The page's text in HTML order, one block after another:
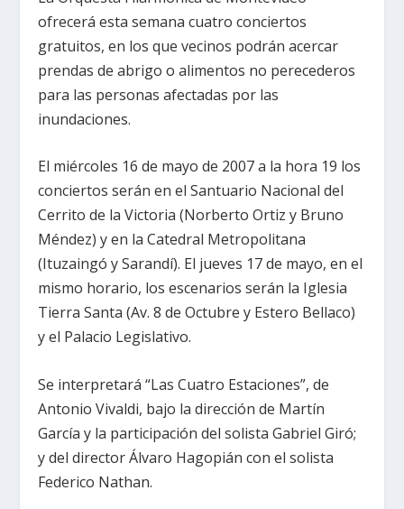
ofrecerá esta semana cuatro conciertos
gratuitos, en los que vecinos podrán acercar
prendas de abrigo o alimentos no perecederos
para las personas afectadas por las
inundaciones.
El miércoles 16 de mayo de 2007 a la hora 19 los
conciertos serán en el Santuario Nacional del
Cerrito de la Victoria (Norberto Ortiz y Bruno
Méndez) y en la Catedral Metropolitana
(Ituzaingó y Sarandí). El jueves 17 de mayo, en el
mismo horario, los escenarios serán la Iglesia
Tierra Santa (Av. 8 de Octubre y Estero Bellaco)
y el Palacio Legislativo.
Se interpretará “Las Cuatro Estaciones”, de
Antonio Vivaldi, bajo la dirección de Martín
García y la participación del solista Gabriel Giró;
y del director Álvaro Hagopián con el solista
Federico Nathan.